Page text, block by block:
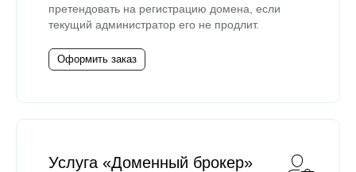
претендовать на регистрацию домена, если
текущий администратор его не продлит.
Оформить заказ
Услуга «Доменный брокер»